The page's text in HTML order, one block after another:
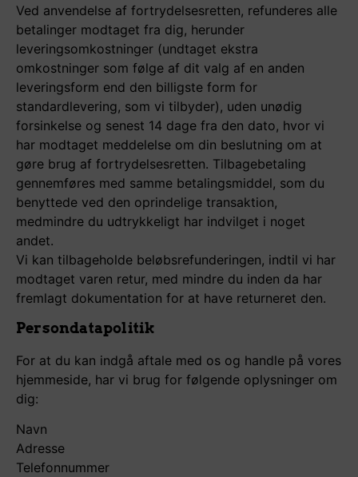
Ved anvendelse af fortrydelsesretten, refunderes alle
betalinger modtaget fra dig, herunder
leveringsomkostninger (undtaget ekstra
omkostninger som følge af dit valg af en anden
leveringsform end den billigste form for
standardlevering, som vi tilbyder), uden unødig
forsinkelse og senest 14 dage fra den dato, hvor vi
har modtaget meddelelse om din beslutning om at
gøre brug af fortrydelsesretten. Tilbagebetaling
gennemføres med samme betalingsmiddel, som du
benyttede ved den oprindelige transaktion,
medmindre du udtrykkeligt har indvilget i noget
andet.
Vi kan tilbageholde beløbsrefunderingen, indtil vi har
modtaget varen retur, med mindre du inden da har
fremlagt dokumentation for at have returneret den.
Persondatapolitik
For at du kan indgå aftale med os og handle på vores
hjemmeside, har vi brug for følgende oplysninger om
dig:
Navn
Adresse
Telefonnummer